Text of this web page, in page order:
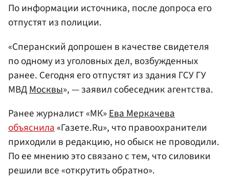
По информации источника, после допроса его
отпустят из полиции.
«Сперанский допрошен в качестве свидетеля
по одному из уголовных дел, возбужденных
ранее. Сегодня его отпустят из здания ГСУ ГУ
МВДМосквы», — заявил собеседник агентства.
Ранее журналист «МК»Ева Меркачева
объяснила«Газете.Ru», что правоохранители
приходили в редакцию, но обыск не проводили.
По ее мнению это связано с тем, что силовики
решили все «открутить обратно».